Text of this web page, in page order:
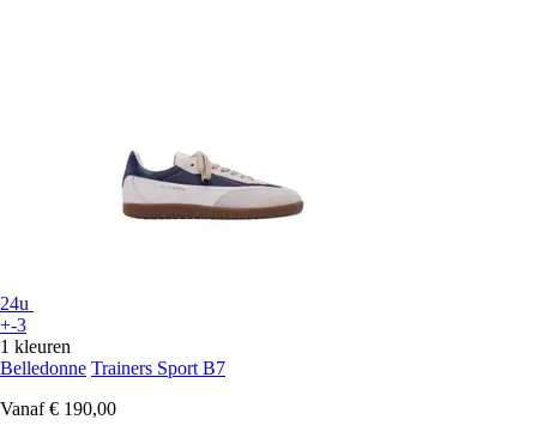
24u
+-3
1 kleuren
Belledonne Trainers Sport B7
Vanaf € 190,00